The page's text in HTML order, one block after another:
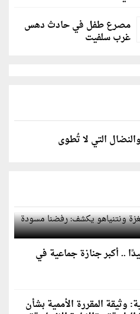
مصرع طفل في حادث دهس
غرب سلفيت
التي لا تُطوى
بغزة ونتنياهو يكشف: رفضنا
.. أكبر جنازة جماعية في
وثيقة المقررة الأممية بشأن